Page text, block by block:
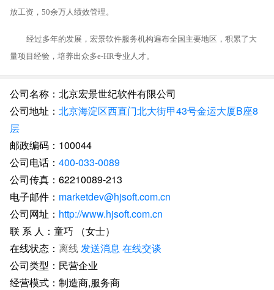
放工资，50余万人绩效管理。
经过多年的发展，宏景软件服务机构遍布全国主要地区，积累了大
量项目经验，培养出众多e-HR专业人才。
公司名称：北京宏景世纪软件有限公司
公司地址： 北京海淀区西直门北大街甲43号金运大厦B座8
层
邮政编码：100044
公司电话： 400-033-0089
公司传真：62210089-213
电子邮件： marketdev@hjsoft.com.cn
公司网址： http://www.hjsoft.com.cn
联 系 人：童巧 （女士）
在线状态： 离线发送消息 在线交谈
公司类型：民营企业
经营模式：制造商,服务商